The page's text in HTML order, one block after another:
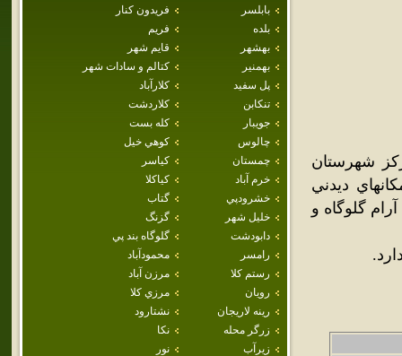
بابلسر
فريدون كنار
بلده
فريم
بهشهر
قايم شهر
بهمنير
كتالم و سادات شهر
پل سفيد
كلارآباد
تنكابن
كلاردشت
جويبار
كله بست
چالوس
كوهي خيل
چمستان
كياسر
خرم آباد
كياكلا
خشرودپي
گتاب
خليل شهر
گزنگ
دابودشت
گلوگاه بند پي
رامسر
محمودآباد
رستم كلا
مرزن آباد
رويان
مرزي كلا
رينه لاريجان
نشتارود
زرگر محله
نكا
زيرآب
نور
شهرستان
ديدني
گلوگاه و